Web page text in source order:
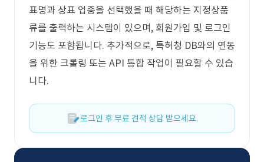
표명과 상표 업종을 선택했을 때 해당하는 지정상품
류를 출력하는 시스템이 있으며, 회원가입 및 로그인
기능도 포함됩니다. 추가적으로, 특허청 DB와의 연동
을 위한 크롤링 또는 API 통합 작업이 필요할 수 있습
니다.
로그인 후 무료 견적 상담 받으세요.